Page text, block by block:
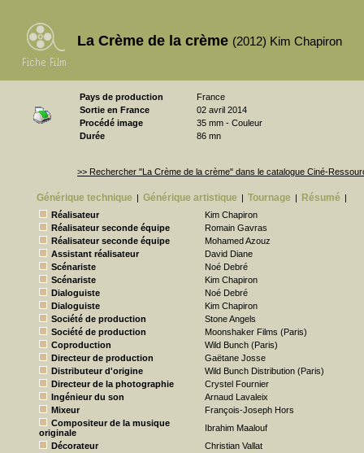
La Crème de la crème (2012) Kim Chapiron
Pays de production
France
Sortie en France
02 avril 2014
Procédé image
35 mm - Couleur
Durée
86 mn
>> Rechercher "La Crème de la crème" dans le catalogue Ciné-
Générique technique | Générique artistique | Tournage | Résumé |
Réalisateur
Kim Chapiron
Réalisateur seconde équipe
Romain Gavras
Réalisateur seconde équipe
Mohamed Azouz
Assistant réalisateur
David Diane
Scénariste
Noé Debré
Scénariste
Kim Chapiron
Dialoguiste
Noé Debré
Dialoguiste
Kim Chapiron
Société de production
Stone Angels
Société de production
Moonshaker Films (Paris)
Coproduction
Wild Bunch (Paris)
Directeur de production
Gaëtane Josse
Distributeur d'origine
Wild Bunch Distribution (Paris)
Directeur de la photographie
Crystel Fournier
Ingénieur du son
Arnaud Lavaleix
Mixeur
François-Joseph Hors
Compositeur de la musique
originale
Ibrahim Maalouf
Décorateur
Christian Vallat